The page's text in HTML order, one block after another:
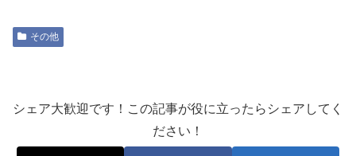
その他
シェア大歓迎です！この記事が役に立ったらシェアしてく
ださい！